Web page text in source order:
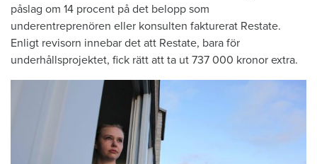
påslag om 14 procent på det belopp som
underentreprenören eller konsulten fakturerat Restate.
Enligt revisorn innebar det att Restate, bara för
underhållsprojektet, fick rätt att ta ut 737 000 kronor extra.